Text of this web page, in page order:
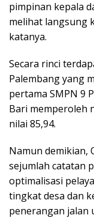
pimpinan kepala
melihat langsung
katanya.
Secara rinci
Palembang yang
pertama SMPN 9
Bari memperoleh
nilai 85,94.
Namun demikian,
sejumlah catatan
optimalisasi
tingkat desa dan
penerangan jalan